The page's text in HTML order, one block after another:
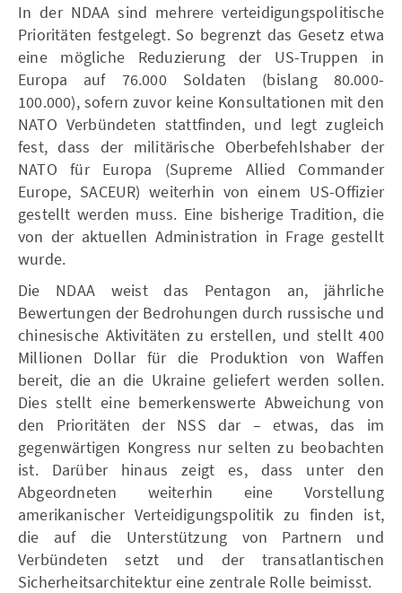
In der NDAA sind mehrere verteidigungspolitische
Prioritäten festgelegt. So begrenzt das Gesetz etwa
eine mögliche Reduzierung der US-Truppen in
Europa auf 76.000 Soldaten (bislang 80.000-
100.000), sofern zuvor keine Konsultationen mit den
NATO Verbündeten stattfinden, und legt zugleich
fest, dass der militärische Oberbefehlshaber der
NATO für Europa (Supreme Allied Commander
Europe, SACEUR) weiterhin von einem US-Offizier
gestellt werden muss. Eine bisherige Tradition, die
von der aktuellen Administration in Frage gestellt
wurde.
Die NDAA weist das Pentagon an, jährliche
Bewertungen der Bedrohungen durch russische und
chinesische Aktivitäten zu erstellen, und stellt 400
Millionen Dollar für die Produktion von Waffen
bereit, die an die Ukraine geliefert werden sollen.
Dies stellt eine bemerkenswerte Abweichung von
den Prioritäten der NSS dar – etwas, das im
gegenwärtigen Kongress nur selten zu beobachten
ist. Darüber hinaus zeigt es, dass unter den
Abgeordneten weiterhin eine Vorstellung
amerikanischer Verteidigungspolitik zu finden ist,
die auf die Unterstützung von Partnern und
Verbündeten setzt und der transatlantischen
Sicherheitsarchitektur eine zentrale Rolle beimisst.